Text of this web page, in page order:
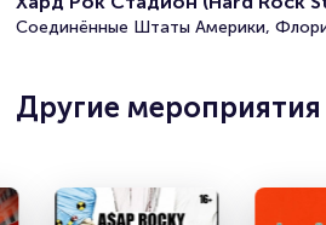
Соединённые Штаты Америки,
Другие мероприятия